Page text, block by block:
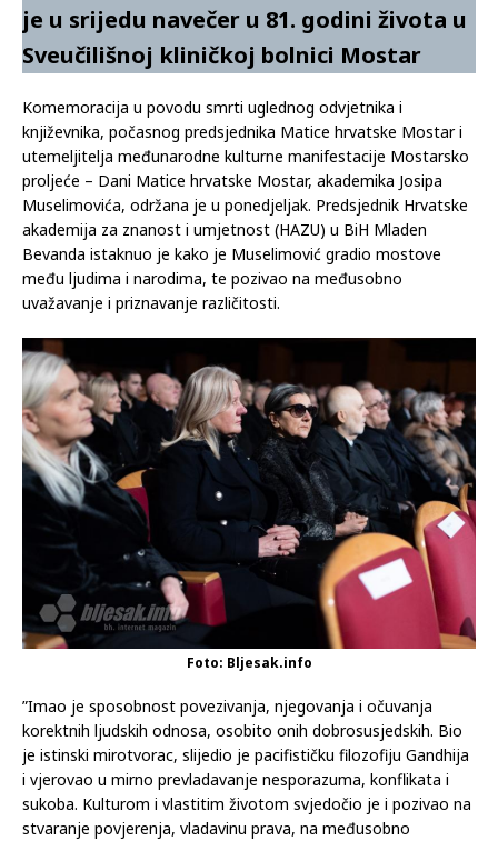
je u srijedu navečer u 81. godini života u
Sveučilišnoj kliničkoj bolnici Mostar
Komemoracija u povodu smrti uglednog odvjetnika i
književnika, počasnog predsjednika Matice hrvatske Mostar i
utemeljitelja međunarodne kulturne manifestacije Mostarsko
proljeće – Dani Matice hrvatske Mostar, akademika Josipa
Muselimovića, održana je u ponedjeljak. Predsjednik Hrvatske
akademija za znanost i umjetnost (HAZU) u BiH Mladen
Bevanda istaknuo je kako je Muselimović gradio mostove
među ljudima i narodima, te pozivao na međusobno
uvažavanje i priznavanje različitosti.
Foto: Bljesak.info
”Imao je sposobnost povezivanja, njegovanja i očuvanja
korektnih ljudskih odnosa, osobito onih dobrosusjedskih. Bio
je istinski mirotvorac, slijedio je pacifističku filozofiju Gandhija
i vjerovao u mirno prevladavanje nesporazuma, konflikata i
sukoba. Kulturom i vlastitim životom svjedočio je i pozivao na
stvaranje povjerenja, vladavinu prava, na međusobno